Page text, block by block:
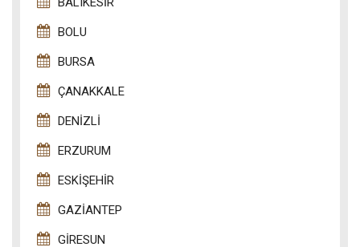
BOLU
BURSA
ÇANAKKALE
DENIZLI
ERZURUM
ESKIŞEHIR
GAZIANTEP
GIRESUN